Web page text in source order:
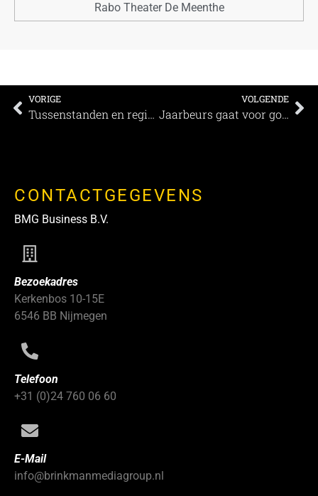
Rabo Theater De Meenthe
VORIGE
Tussenstanden en regiowinnaars Meetings Awards 2022 (Nederland)
VOLGENDE
Jaarbeurs gaat voor goud bij Meetings Awards
CONTACTGEGEVENS
BMG Business B.V.
Bezoekadres
Kerkenbos 10-15E
6546 BB Nijmegen
Telefoon
+31 (0)24 760 06 60
E-Mail
info@brinkmanmediagroup.nl